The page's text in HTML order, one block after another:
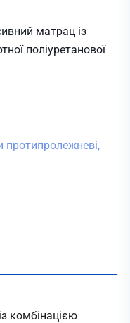
матрац із
поліуретанової
протипролежневі,
комбінацією